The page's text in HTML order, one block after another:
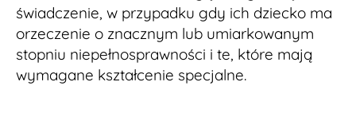
świadczenie, w przypadku gdy ich dziecko ma
orzeczenie o znacznym lub umiarkowanym
stopniu niepełnosprawności i te, które mają
wymagane kształcenie specjalne.